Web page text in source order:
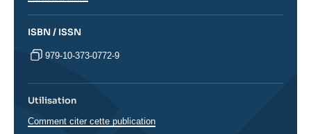
ISBN / ISSN
979-10-373-0772-9
Utilisation
Comment citer cette publication